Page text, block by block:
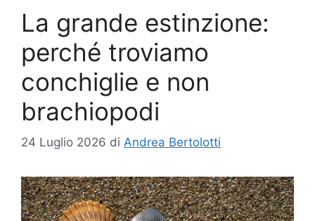
La grande estinzione:
perché troviamo
conchiglie e non
brachiopodi
24 Luglio 2026 di Andrea Bertolotti